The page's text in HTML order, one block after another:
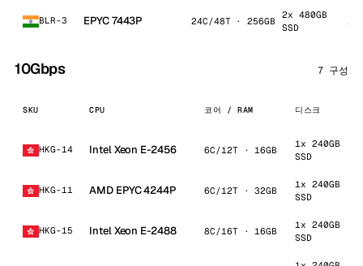
BLR-3 EPYC 7443P 24C/48T · 256GB
2x 480GB
SSD
1
10Gbps 7 구성
SKU CPU 코어 / RAM 디스크
HKG-14 Intel Xeon E-2456 6C/12T · 16GB
1x 240GB
SSD
HKG-11 AMD EPYC 4244P 6C/12T · 32GB
1x 240GB
SSD
HKG-15 Intel Xeon E-2488 8C/16T · 16GB
1x 240GB
SSD